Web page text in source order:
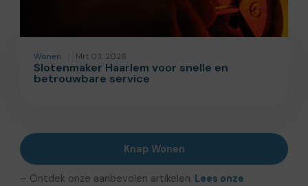
Wonen Mrt 03, 2026
Slotenmaker Haarlem voor snelle en
betrouwbare service
Knap Wonen
– Ontdek onze aanbevolen artikelen. Lees onze